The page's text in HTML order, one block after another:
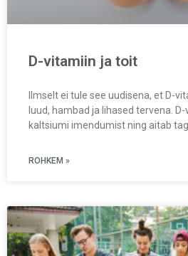
D-vitamiin ja toit
Ilmselt ei tule see uudisena, et D-
luud, hambad ja lihased tervena.
kaltsiumi imendumist ning aitab
ROHKEM »